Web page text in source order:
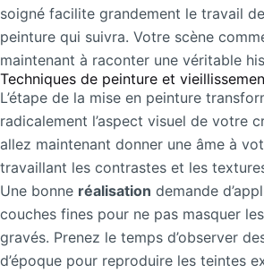
soigné facilite grandement le travail
peinture qui suivra. Votre scène
maintenant à raconter une véritable
Techniques de peinture et
L’étape de la mise en peinture
radicalement l’aspect visuel de votre
allez maintenant donner une âme à
travaillant les contrastes et les
Une bonne réalisation demande
couches fines pour ne pas masquer
gravés. Prenez le temps d’observer
d’époque pour reproduire les teintes